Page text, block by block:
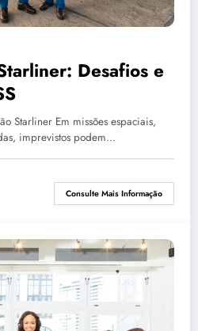
Desafios e
Starliner Em missões espaciais,
imprevistos podem…
Consulte Mais Informação